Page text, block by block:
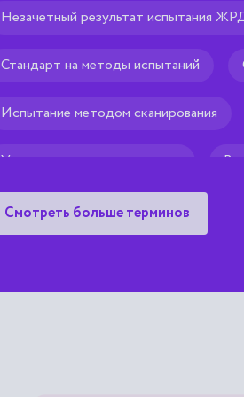
Незачетный результат испытания
Стандарт на методы испытаний
Испытание методом сканирования
Условия воспроизводимости
Воспроизводимость эталона
Смотреть больше терминов